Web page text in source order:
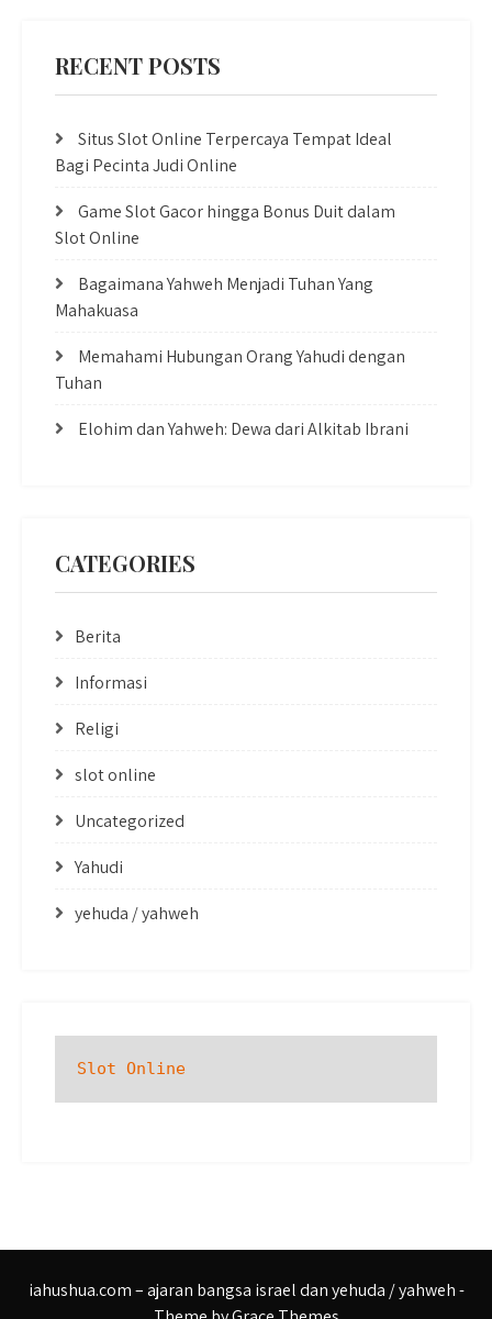
RECENT POSTS
Situs Slot Online Terpercaya Tempat Ideal
Bagi Pecinta Judi Online
Game Slot Gacor hingga Bonus Duit dalam
Slot Online
Bagaimana Yahweh Menjadi Tuhan Yang
Mahakuasa
Memahami Hubungan Orang Yahudi dengan
Tuhan
Elohim dan Yahweh: Dewa dari Alkitab Ibrani
CATEGORIES
Berita
Informasi
Religi
slot online
Uncategorized
Yahudi
yehuda / yahweh
Slot Online
iahushua.com – ajaran bangsa israel dan yehuda / yahweh -